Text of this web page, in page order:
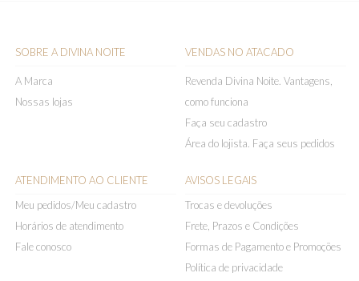
SOBRE A DIVINA NOITE
A Marca
Nossas lojas
VENDAS NO ATACADO
Revenda Divina Noite. Vantagens,
como funciona
Faça seu cadastro
Área do lojista. Faça seus pedidos
ATENDIMENTO AO CLIENTE
Meu pedidos/Meu cadastro
Horários de atendimento
Fale conosco
AVISOS LEGAIS
Trocas e devoluções
Frete, Prazos e Condições
Formas de Pagamento e Promoções
Política de privacidade